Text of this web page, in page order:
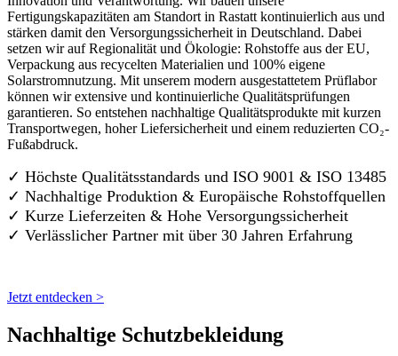
Fertigungskapazitäten am Standort in Rastatt kontinuierlich aus und
stärken damit den Versorgungssicherheit in Deutschland. Dabei
setzen wir auf Regionalität und Ökologie: Rohstoffe aus der EU,
Verpackung aus recycelten Materialien und 100% eigene
Solarstromnutzung. Mit unserem modern ausgestattetem Prüflabor
können wir extensive und kontinuierliche Qualitätsprüfungen
garantieren. So entstehen nachhaltige Qualitätsprodukte mit kurzen
Transportwegen, hoher Liefersicherheit und einem reduzierten CO₂-
Fußabdruck.
✓ Höchste Qualitätsstandards und ISO 9001 & ISO 13485
✓ Nachhaltige Produktion & Europäische Rohstoffquellen
✓ Kurze Lieferzeiten & Hohe Versorgungssicherheit
✓ Verlässlicher Partner mit über 30 Jahren Erfahrung
Jetzt entdecken >
Nachhaltige Schutzbekleidung